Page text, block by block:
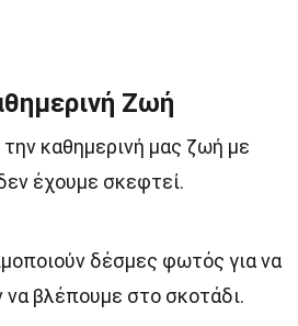
Ζωή
καθημερινή μας ζωή με
έχουμε σκεφτεί.
δέσμες φωτός για να
να βλέπουμε στο σκοτάδι.